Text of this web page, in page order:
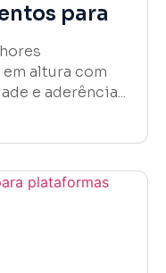
para
altura com
e aderência...